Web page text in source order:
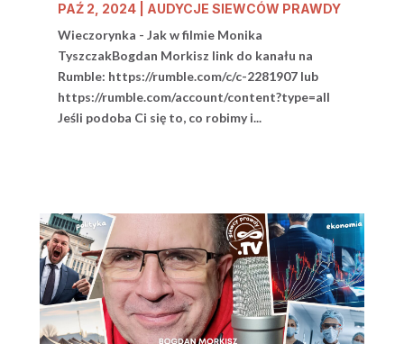
PAŹ 2, 2024| AUDYCJE SIEWCÓW PRAWDY
Wieczorynka - Jak w filmie Monika
TyszczakBogdan Morkisz link do kanału na
Rumble: https://rumble.com/c/c-2281907 lub
https://rumble.com/account/content?type=all
Jeśli podoba Ci się to, co robimy i...